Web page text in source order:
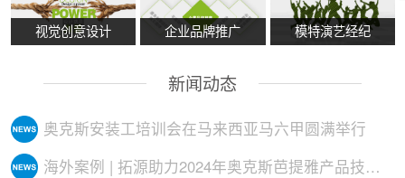
视觉创意设计 企业品牌推广 模特演艺经纪
新闻动态
奥克斯安装工培训会在马来西亚马六甲圆满举行
海外案例 | 拓源助力2024年奥克斯芭提雅产品技术培训会议圆满举行